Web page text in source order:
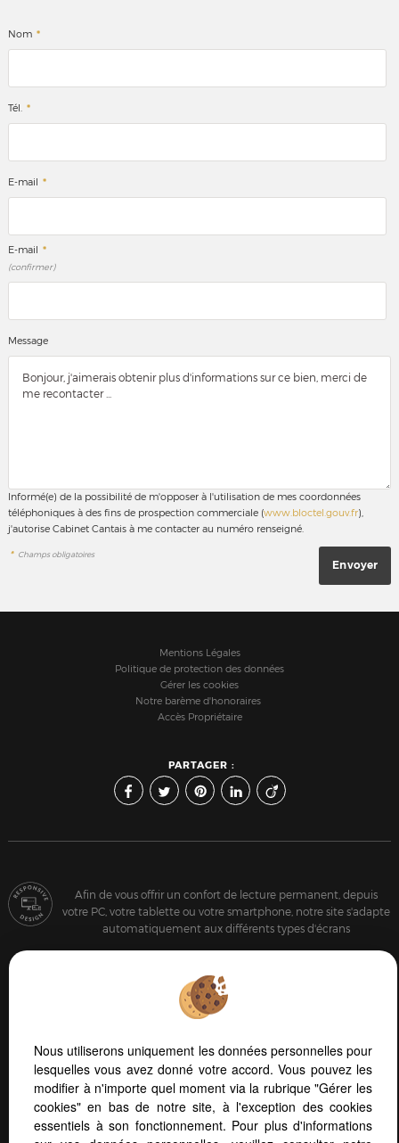
Nom *
Tél. *
E-mail *
E-mail *
(confirmer)
Message
Informé(e) de la possibilité de m'opposer à l'utilisation de mes coordonnées
téléphoniques à des fins de prospection commerciale (www.bloctel.gouv.fr),
j'autorise Cabinet Cantais à me contacter au numéro renseigné.
* Champs obligatoires
Mentions Légales
Politique de protection des données
Gérer les cookies
Notre barème d'honoraires
Accès Propriétaire
PARTAGER :
Afin de vous offrir un confort de lecture permanent, depuis
votre PC, votre tablette ou votre smartphone, notre site s'adapte
automatiquement aux différents types d'écrans
Logiciel de transaction
Création site immobilier
Référencement site immobilier
Nous utiliserons uniquement les données personnelles pour
lesquelles vous avez donné votre accord. Vous pouvez les
modifier à n'importe quel moment via la rubrique "Gérer les
cookies" en bas de notre site, à l'exception des cookies
essentiels à son fonctionnement. Pour plus d'informations